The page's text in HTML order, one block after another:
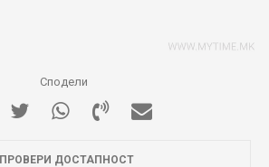
Сподели
ПРОВЕРИ ДОСТАПНОСТ